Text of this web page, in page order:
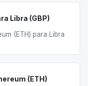
Libra (GBP)
(ETH) para Libra
(ETH)